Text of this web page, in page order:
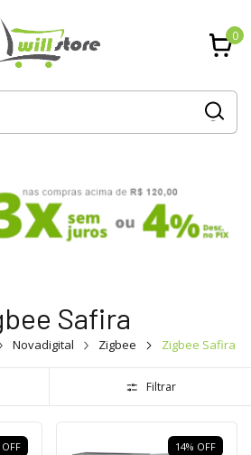
0
Safira
Novadigital Zigbee Zigbee Safira
Filtrar
OFF 14% OFF